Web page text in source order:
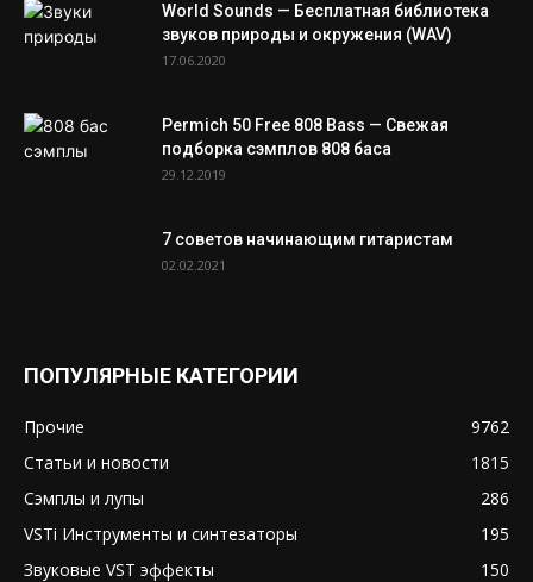
World Sounds — Бесплатная библиотека
звуков природы и окружения (WAV)
17.06.2020
Permich 50 Free 808 Bass — Свежая
подборка сэмплов 808 баса
29.12.2019
7 советов начинающим гитаристам
02.02.2021
ПОПУЛЯРНЫЕ КАТЕГОРИИ
Прочие
9762
Статьи и новости
1815
Сэмплы и лупы
286
VSTi Инструменты и синтезаторы
195
Звуковые VST эффекты
150